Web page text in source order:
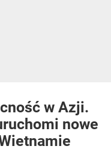
w Azji.
nowe